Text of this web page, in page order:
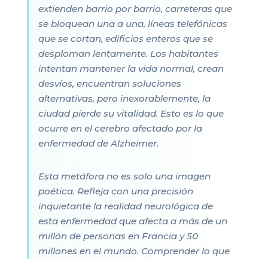
extienden barrio por barrio, carreteras que
se bloquean una a una, líneas telefónicas
que se cortan, edificios enteros que se
desploman lentamente. Los habitantes
intentan mantener la vida normal, crean
desvíos, encuentran soluciones
alternativas, pero inexorablemente, la
ciudad pierde su vitalidad. Esto es lo que
ocurre en el cerebro afectado por la
enfermedad de Alzheimer.
Esta metáfora no es solo una imagen
poética. Refleja con una precisión
inquietante la realidad neurológica de
esta enfermedad que afecta a más de un
millón de personas en Francia y 50
millones en el mundo. Comprender lo que